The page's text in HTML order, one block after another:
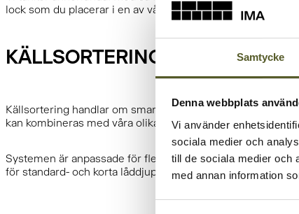
Samtycke
Denna webbplats
Vi använder
sociala medier och
till de sociala medier och
med annan information
lock som du placerar i en av våra avfallslösningar kan du
KÄLLSORTERING I LÅDOR
Källsortering handlar om smart förvaring, effektiv
kan kombineras med våra olika hinkar och tillbehör.
Systemen är anpassade för flera typer av lådor, både
för standard- och korta låddjup, samt för både standard-